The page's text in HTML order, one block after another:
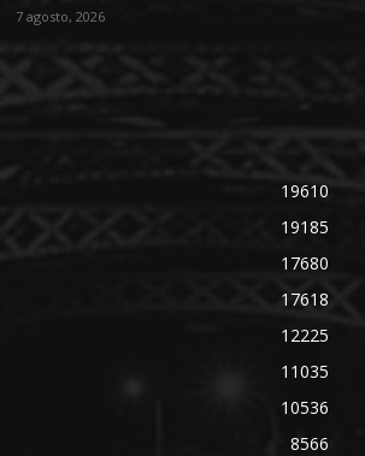
7 agosto, 2026
19610
19185
17680
17618
12225
11035
10536
8566